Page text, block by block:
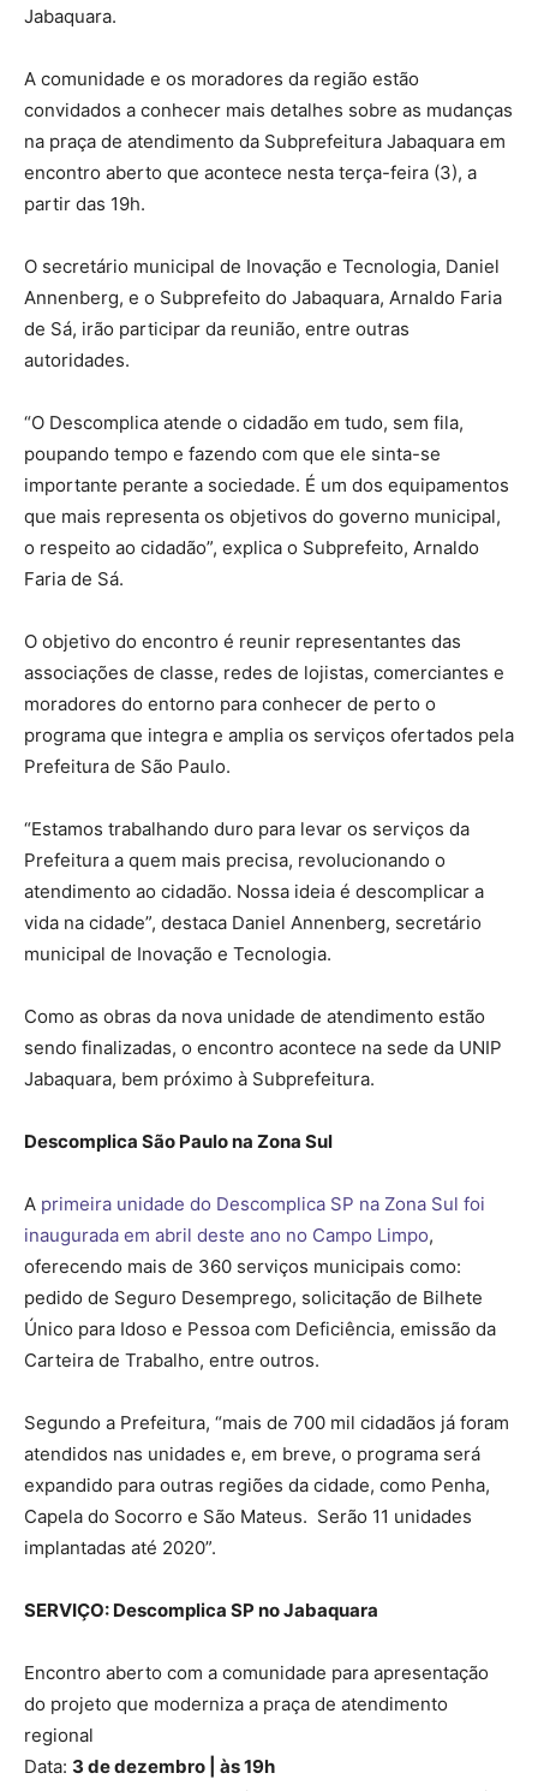
Jabaquara.
A comunidade e os moradores da região estão
convidados a conhecer mais detalhes sobre as mudanças
na praça de atendimento da Subprefeitura Jabaquara em
encontro aberto que acontece nesta terça-feira (3), a
partir das 19h.
O secretário municipal de Inovação e Tecnologia, Daniel
Annenberg, e o Subprefeito do Jabaquara, Arnaldo Faria
de Sá, irão participar da reunião, entre outras
autoridades.
“O Descomplica atende o cidadão em tudo, sem fila,
poupando tempo e fazendo com que ele sinta-se
importante perante a sociedade. É um dos equipamentos
que mais representa os objetivos do governo municipal,
o respeito ao cidadão”, explica o Subprefeito, Arnaldo
Faria de Sá.
O objetivo do encontro é reunir representantes das
associações de classe, redes de lojistas, comerciantes e
moradores do entorno para conhecer de perto o
programa que integra e amplia os serviços ofertados pela
Prefeitura de São Paulo.
“Estamos trabalhando duro para levar os serviços da
Prefeitura a quem mais precisa, revolucionando o
atendimento ao cidadão. Nossa ideia é descomplicar a
vida na cidade”, destaca Daniel Annenberg, secretário
municipal de Inovação e Tecnologia.
Como as obras da nova unidade de atendimento estão
sendo finalizadas, o encontro acontece na sede da UNIP
Jabaquara, bem próximo à Subprefeitura.
Descomplica São Paulo na Zona Sul
A primeira unidade do Descomplica SP na Zona Sul foi
inaugurada em abril deste ano no Campo Limpo,
oferecendo mais de 360 serviços municipais como:
pedido de Seguro Desemprego, solicitação de Bilhete
Único para Idoso e Pessoa com Deficiência, emissão da
Carteira de Trabalho, entre outros.
Segundo a Prefeitura, “mais de 700 mil cidadãos já foram
atendidos nas unidades e, em breve, o programa será
expandido para outras regiões da cidade, como Penha,
Capela do Socorro e São Mateus. Serão 11 unidades
implantadas até 2020”.
SERVIÇO: Descomplica SP no Jabaquara
Encontro aberto com a comunidade para apresentação
do projeto que moderniza a praça de atendimento
regional
Data: 3 de dezembro | às 19h